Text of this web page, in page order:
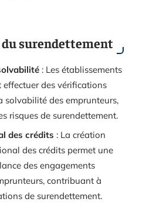
surendettement
: Les établissements
des vérifications
solvabilité des emprunteurs,
risques de surendettement.
des crédits : La création
des crédits permet une
des engagements
contribuant à
de surendettement.